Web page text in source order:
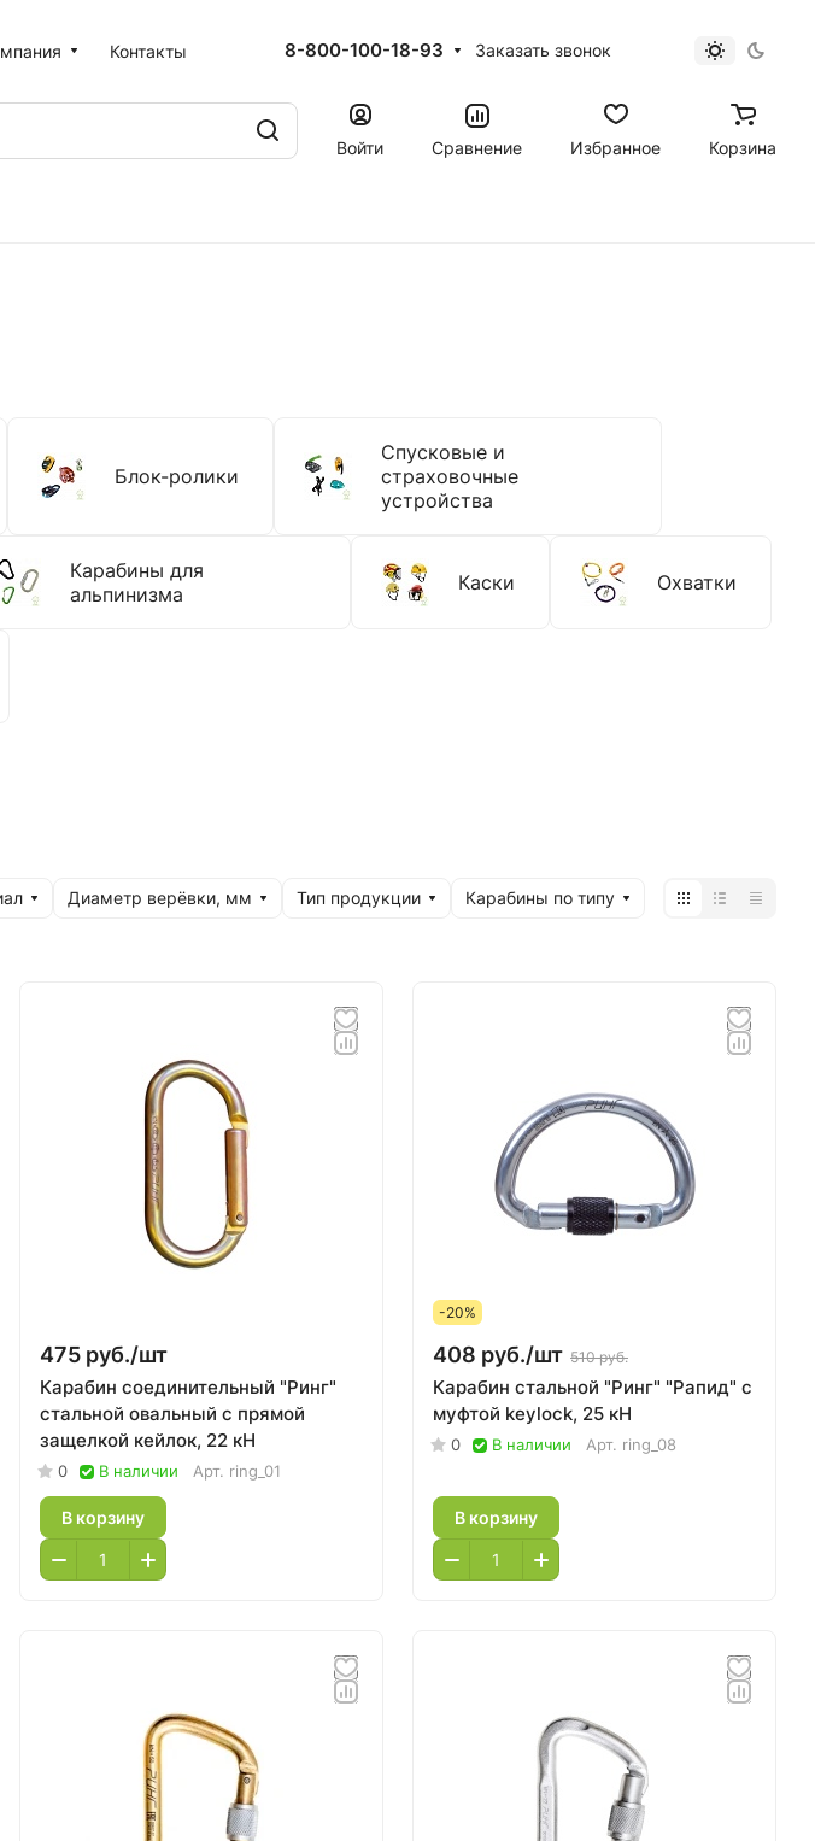
Контакты 8-800-100-18-93 Заказать звонок
Войти Сравнение Избранное Корзина
Блок-ролики
Спусковые и
страховочные
устройства
Карабины для
альпинизма
Каски Охватки
Диаметр верёвки, мм Тип продукции Карабины по типу
475 руб./шт
Карабин соединительный "Ринг"
стальной овальный с прямой
защелкой кейлок, 22 кН
0 В наличии Арт. ring_01
В корзину
-20%
408 руб./шт 510 руб.
Карабин стальной "Ринг" "Рапид" с
муфтой keyloсk, 25 кН
0 В наличии Арт. ring_08
В корзину